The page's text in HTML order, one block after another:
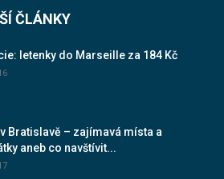
ČLÁNKY
letenky do Marseille za 184 Kč
Bratislavě – zajímavá místa a
aneb co navštívit...